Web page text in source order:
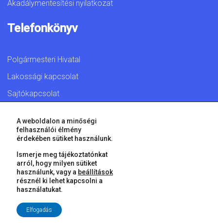
Akadálymentesítési nyilatkozat
Telefonkönyv
Polgármesteri Hivatal
Lakossági kapcsolat
Sajtókapcsolat
© 2026 Győr Megyei Jogú Város • Minden jog fenntartva!
A weboldalon a minőségi
felhasználói élmény
érdekében sütiket használunk.
Ismerje meg tájékoztatónkat
arról, hogy milyen sütiket
használunk, vagy a beállítások
résznél ki lehet kapcsolni a
használatukat.
Elfogadás